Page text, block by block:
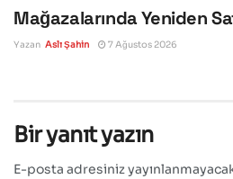
Mağazalarında Yeniden
Yazan Aslı Şahin 7 Ağustos 2026
Bir yanıt yazın
E-posta adresiniz